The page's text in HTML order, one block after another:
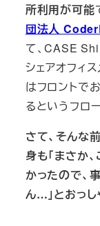
所利用が可能
団法人
て、CASE
シェアオフィ
はフロントで
るというフロ
さて、そんな
身も「まさか
かったので、
ん…」とおっ